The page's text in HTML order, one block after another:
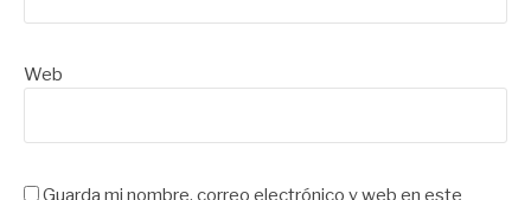
Web
Guarda mi nombre, correo electrónico y web en este